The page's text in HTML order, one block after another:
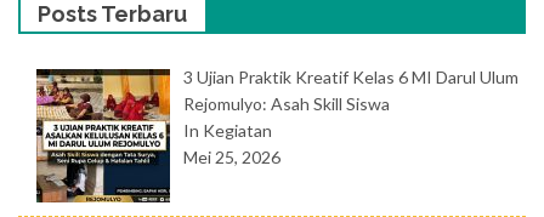
Posts Terbaru
3 Ujian Praktik Kreatif Kelas 6 MI Darul Ulum
Rejomulyo: Asah Skill Siswa
In Kegiatan
Mei 25, 2026